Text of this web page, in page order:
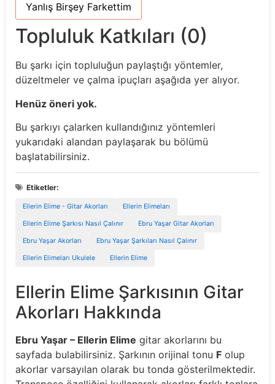
Yanlış Birşey Farkettim
Topluluk Katkıları (0)
Bu şarkı için topluluğun paylaştığı yöntemler,
düzeltmeler ve çalma ipuçları aşağıda yer alıyor.
Henüz öneri yok.
Bu şarkıyı çalarken kullandığınız yöntemleri
yukarıdaki alandan paylaşarak bu bölümü
başlatabilirsiniz.
Etiketler:
Ellerin Elime - Gitar Akorları Ellerin Elimeları
Ellerin Elime Şarkısı Nasıl Çalınır Ebru Yaşar Gitar Akorları
Ebru Yaşar Akorları Ebru Yaşar Şarkıları Nasıl Çalınır
Ellerin Elimeları Ukulele Ellerin Elime
Ellerin Elime Şarkısının Gitar
Akorları Hakkında
Ebru Yaşar – Ellerin Elime gitar akorlarını bu
sayfada bulabilirsiniz. Şarkının orijinal tonu F olup
akorlar varsayılan olarak bu tonda gösterilmektedir.